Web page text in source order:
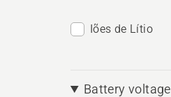
Iões de Lítio
Battery voltage